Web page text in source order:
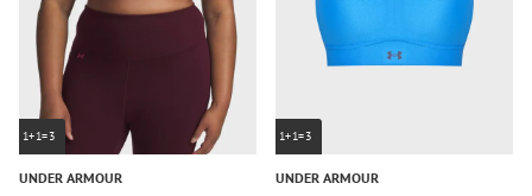
1+1=3
UNDER ARMOUR
1+1=3
UNDER ARMOUR